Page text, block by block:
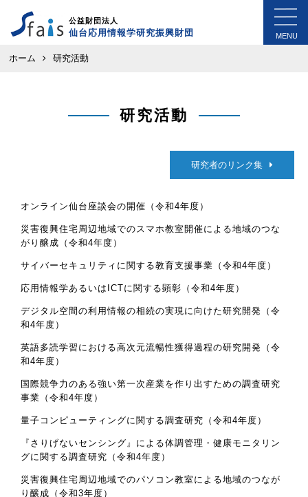
公益財団法人
仙台応用情報学研究振興財団 MENU
ホーム 研究活動
研究活動
研究者のリンク集
オンライン仙台座談会の開催（令和4年度）
災害復興住宅周辺地域でのスマホ教室開催による地域のつな
がり醸成（令和4年度）
サイバーセキュリティに関する教育支援事業（令和4年度）
応用情報学あるいはICTに関する顕彰（令和4年度）
デジタル空間の利用情報の相続の実現に向けた研究開発（令
和4年度）
英語多読学習における高次元流暢性獲得過程の研究開発（令
和4年度）
国際競争力のある強い第一次産業を作り出すための調査研究
事業（令和4年度）
量子コンピューティングに関する調査研究（令和4年度）
『さりげないセンシング』による体調管理・健康モニタリン
グに関する調査研究（令和4年度）
災害復興住宅周辺地域でのパソコン教室による地域のつなが
り醸成（令和3年度）